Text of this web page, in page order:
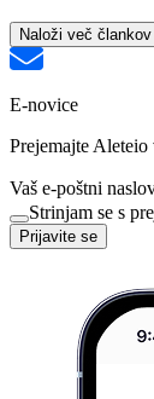
Naloži več člankov
E-novice
Prejemajte Aleteio
Vaš e-poštni
Strinjam se s
Prijavite se